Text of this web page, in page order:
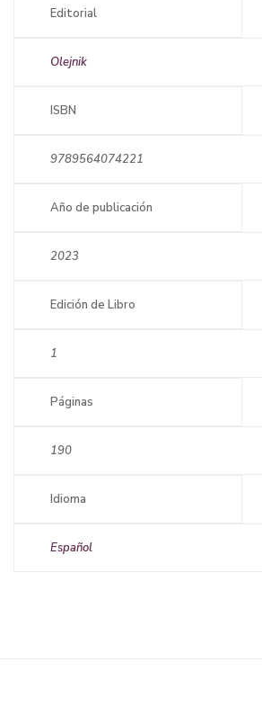
Editorial
Olejnik
ISBN
9789564074221
Año de publicación
2023
Edición de Libro
1
Páginas
190
Idioma
Español